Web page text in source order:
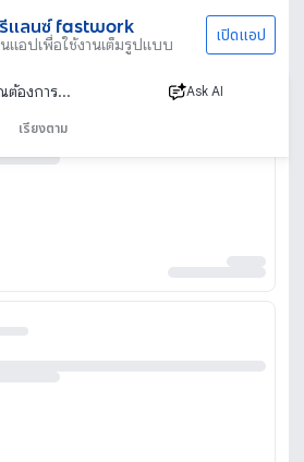
แลนซ์ fastwork
แอปเพื่อใช้งานเต็มรูปแบบ เปิดแอป
Ask AI
เรียงตาม